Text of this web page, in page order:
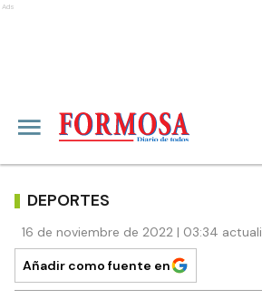
Ads
DEPORTES
16 de noviembre de 2022 | 03:34
Añadir como fuente en